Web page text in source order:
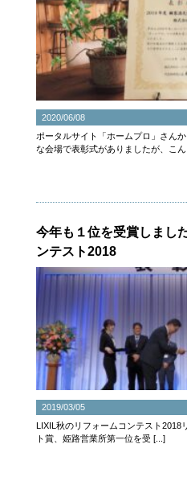
2020/06/08
ポータルサイト「ホームプロ」さん
な会場で表彰式がありましたが、こん
今年も１位を受賞しまし
ンテスト2018
2019/03/05
LIXIL秋のリフォームコンテスト2018
ト賞、姫路営業所第一位を受 [...]